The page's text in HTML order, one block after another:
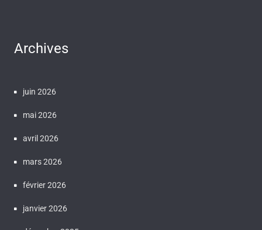
Archives
juin 2026
mai 2026
avril 2026
mars 2026
février 2026
janvier 2026